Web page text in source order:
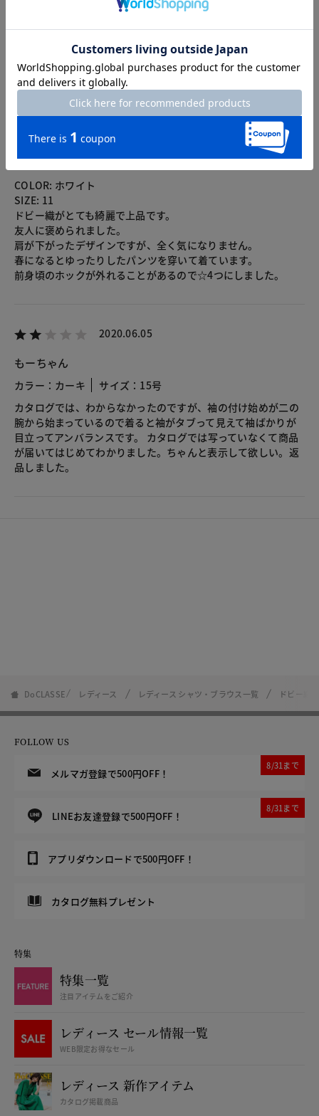
2レビュー
2025.03.29
たきゆむ
カラー：ホワイト
サイズ：11号
COLOR: ホワイト
SIZE: 11
ドビー織がとても綺麗で上品です。
友人に褒められました。
肩が下がったデザインですが、全く気になりません。
春になるとゆったりしたパンツを穿いて着ています。
前身頃のホックが外れることがあるので☆4つにしました。
2020.06.05
もーちゃん
カラー：カーキ
サイズ：15号
カタログでは、わからなかったのですが、袖の付け始めが二の
腕から始まっているので着ると袖がタブって見えて袖ばかりが
目立ってアンバランスです。 カタログでは写っていなくて商品
が届いてはじめてわかりました。ちゃんと表示して欲しい。返
品しました。
DoCLASSE レディース レディース シャツ・ブラウス一覧 ドビー織
FOLLOW US
メルマガ登録で500円OFF！
8/31まで
LINEお友達登録で500円OFF！
8/31まで
アプリダウンロードで500円OFF！
カタログ無料プレゼント
特集
特集一覧
注目アイテムをご紹介
レディース セール情報一覧
WEB限定お得なセール
レディース 新作アイテム
カタログ掲載商品